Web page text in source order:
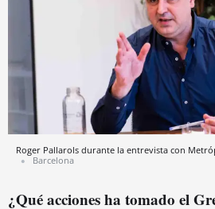
Roger Pallarols durante la entrevista con
Barcelona
¿Qué acciones ha tomado el